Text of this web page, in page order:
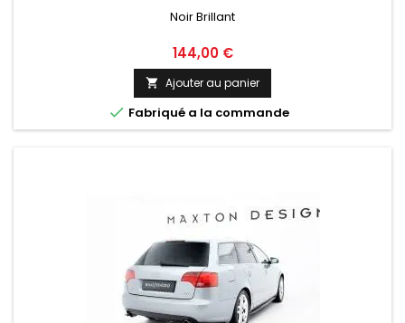
Noir Brillant
Prix
144,00 €
 Ajouter au panier
 Fabriqué a la commande